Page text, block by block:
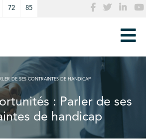
72 85
DE SES CONTRAINTES DE HANDICAP
: Parler de ses
de handicap
panel